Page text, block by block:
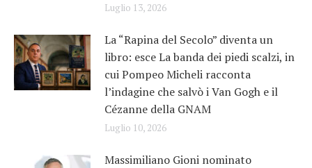
Luglio 13, 2026
La “Rapina del Secolo” diventa un
libro: esce La banda dei piedi scalzi, in
cui Pompeo Micheli racconta
l’indagine che salvò i Van Gogh e il
Cézanne della GNAM
Luglio 10, 2026
Massimiliano Gioni nominato